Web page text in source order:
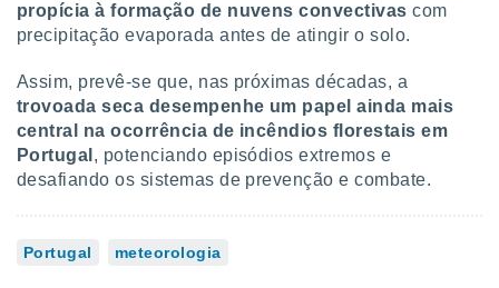
propícia à formação de nuvens convectivas com
precipitação evaporada antes de atingir o solo.
Assim, prevê-se que, nas próximas décadas, a
trovoada seca desempenhe um papel ainda mais
central na ocorrência de incêndios florestais em
Portugal , potenciando episódios extremos e
desafiando os sistemas de prevenção e combate.
Portugal meteorologia